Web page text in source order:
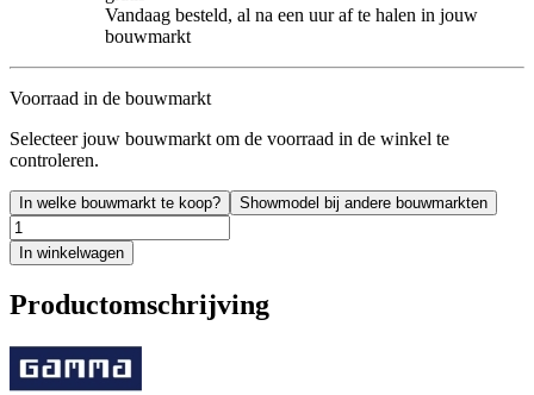
Vandaag besteld, al na een uur af te halen in jouw
bouwmarkt
Voorraad in de bouwmarkt
Selecteer jouw bouwmarkt om de voorraad in de winkel te
controleren.
In welke bouwmarkt te koop? Showmodel bij andere bouwmarkten
In winkelwagen
Productomschrijving